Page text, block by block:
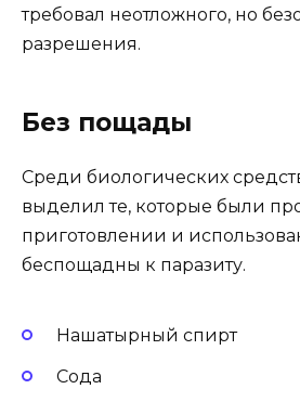
требовал неотложного, но
разрешения.
Без пощады
Среди биологических
выделил те, которые были
приготовлении и
беспощадны к паразиту.
Нашатырный спирт
Сода